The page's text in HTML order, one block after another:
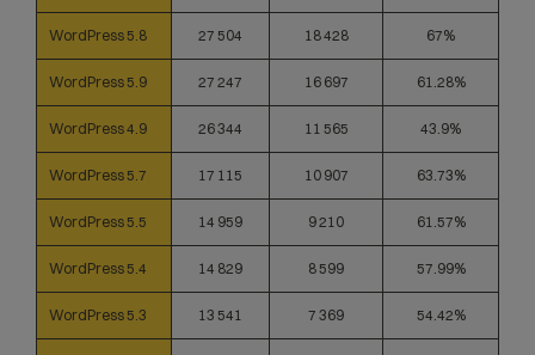
WordPress 5.8 27 504 18 428 67%
WordPress 5.9 27 247 16 697 61.28%
WordPress 4.9 26 344 11 565 43.9%
WordPress 5.7 17 115 10 907 63.73%
WordPress 5.5 14 959 9 210 61.57%
WordPress 5.4 14 829 8 599 57.99%
WordPress 5.3 13 541 7 369 54.42%